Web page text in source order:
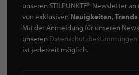
unseren STILPUNKTE®-Newsletter
von exklusiven Neuigkeiten, Trends
Mit der Anmeldung für unseren
unseren Datenschutzbestimmungen
ist jederzeit möglich.